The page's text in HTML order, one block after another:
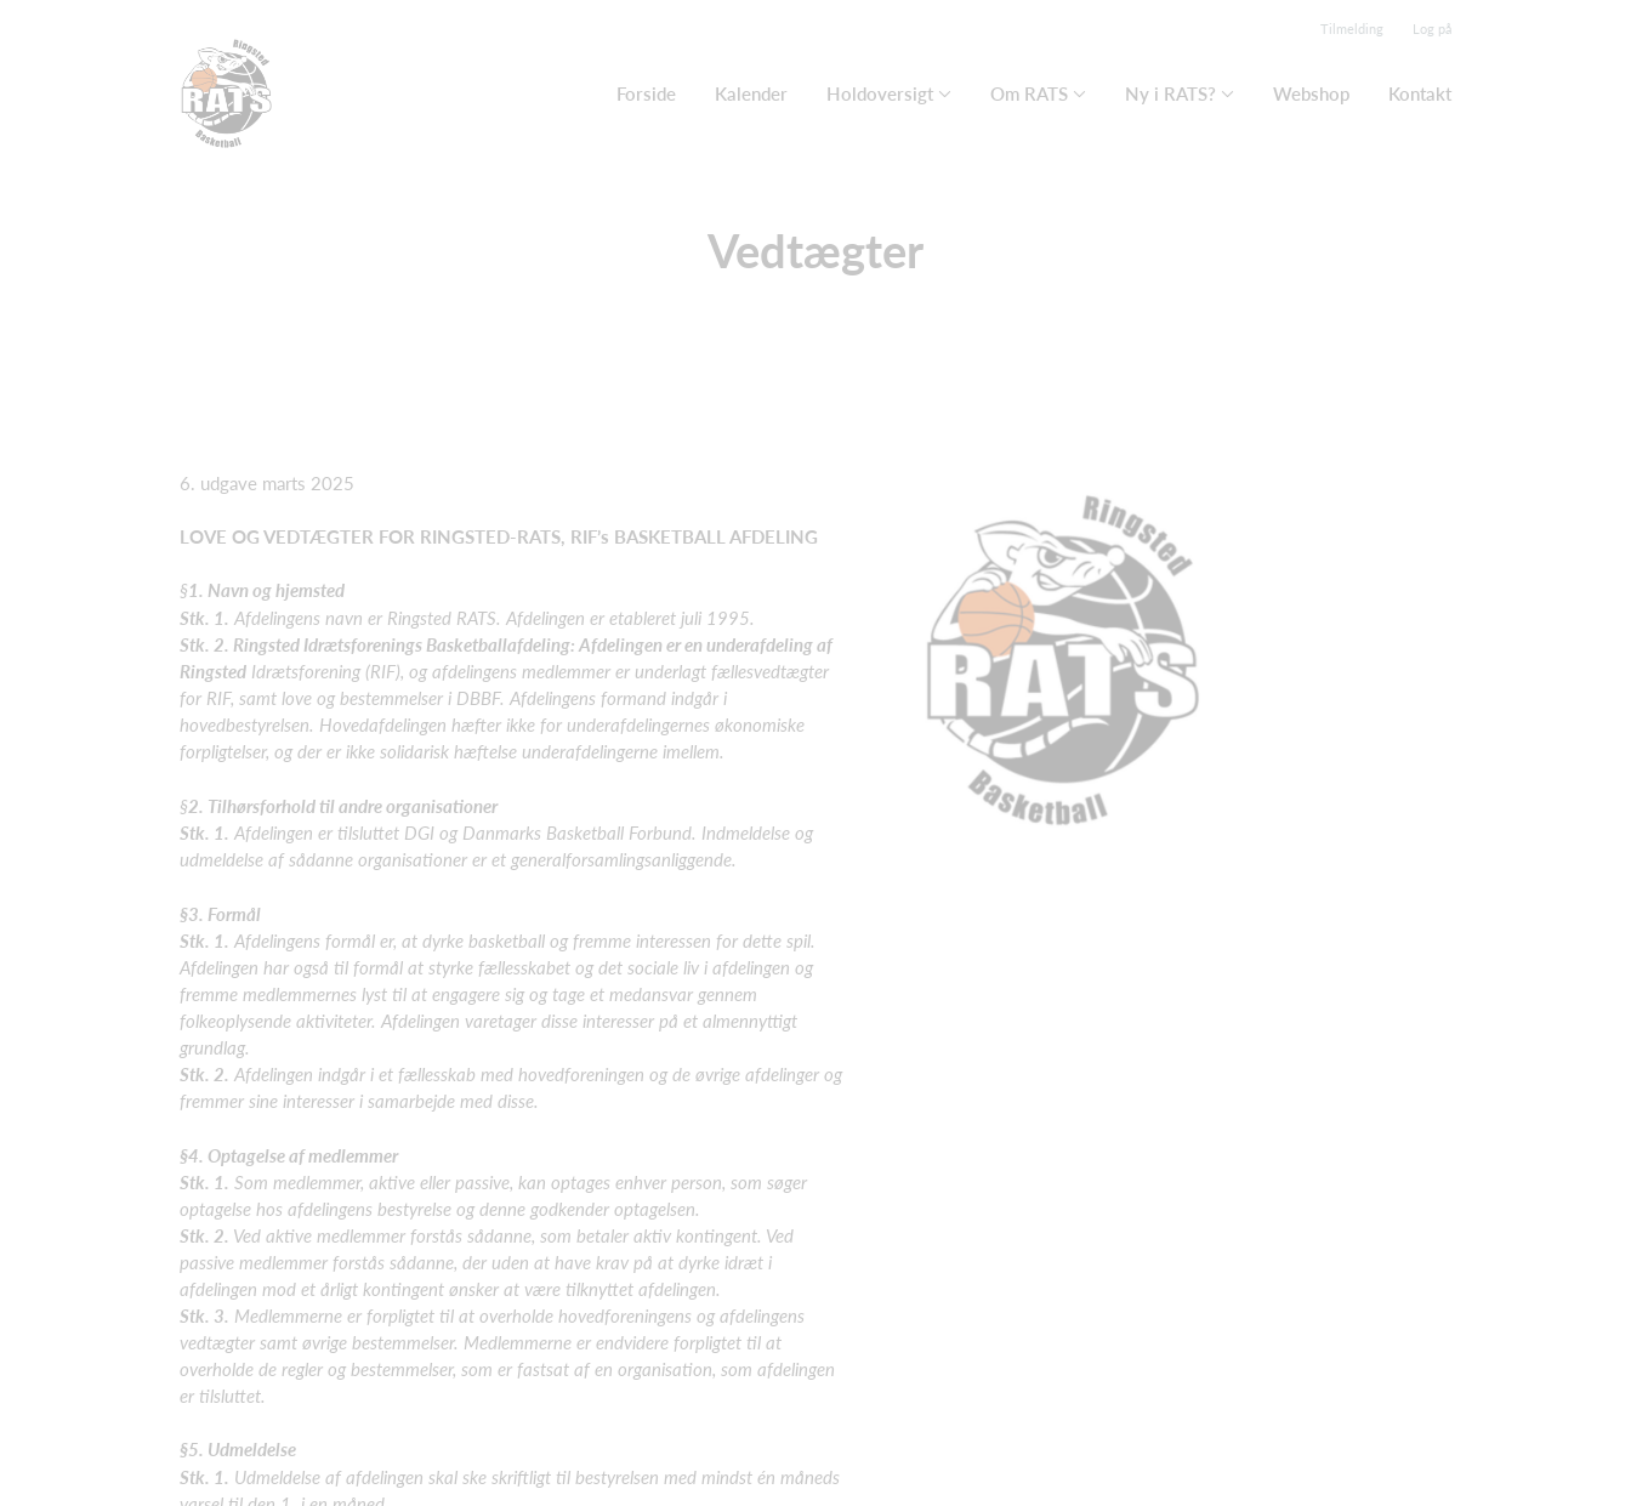
Tilmelding Log på
Forside Kalender Holdoversigt Om RATS Ny i RATS? Webshop Kontakt
Vedtægter
6. udgave marts 2025
LOVE OG VEDTÆGTER FOR RINGSTED-RATS, RIF’s BASKETBALL AFDELING
§1. Navn og hjemsted
Stk. 1.
Afdelingens navn er Ringsted RATS. Afdelingen er etableret juli 1995.
Stk. 2. Ringsted Idrætsforenings Basketballafdeling: Afdelingen er en underafdeling af
Ringsted Idrætsforening (RIF), og afdelingens medlemmer er underlagt fællesvedtægter
for RIF, samt love og bestemmelser i DBBF. Afdelingens formand indgår i
hovedbestyrelsen. Hovedafdelingen hæfter ikke for underafdelingernes økonomiske
forpligtelser, og der er ikke solidarisk hæftelse underafdelingerne imellem.
§2. Tilhørsforhold til andre organisationer
Stk. 1. Afdelingen er tilsluttet DGI og Danmarks Basketball Forbund. Indmeldelse og
udmeldelse af sådanne organisationer er et generalforsamlingsanliggende.
§3. Formål
Stk. 1. Afdelingens formål er, at dyrke basketball og fremme interessen for dette spil.
Afdelingen har også til formål at styrke fællesskabet og det sociale liv i afdelingen og
fremme medlemmernes lyst til at engagere sig og tage et medansvar gennem
folkeoplysende aktiviteter. Afdelingen varetager disse interesser på et almennyttigt
grundlag.
Stk. 2. Afdelingen indgår i et fællesskab med hovedforeningen og de øvrige afdelinger og
fremmer sine interesser i samarbejde med disse.
§4. Optagelse af medlemmer
Stk. 1. Som medlemmer, aktive eller passive, kan optages enhver person, som søger
optagelse hos afdelingens bestyrelse og denne godkender optagelsen.
Stk. 2. Ved aktive medlemmer forstås sådanne, som betaler aktiv kontingent. Ved
passive medlemmer forstås sådanne, der uden at have krav på at dyrke idræt i
afdelingen mod et årligt kontingent ønsker at være tilknyttet afdelingen.
Stk. 3. Medlemmerne er forpligtet til at overholde hovedforeningens og afdelingens
vedtægter samt øvrige bestemmelser. Medlemmerne er endvidere forpligtet til at
overholde de regler og bestemmelser, som er fastsat af en organisation, som afdelingen
er tilsluttet.
§5. Udmeldelse
Stk. 1.
Udmeldelse af afdelingen skal ske skriftligt til bestyrelsen med mindst én måneds